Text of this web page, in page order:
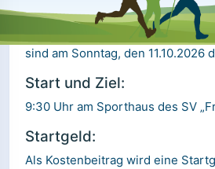
sind am Sonntag, den 11.10.2026
Start und Ziel:
9:30 Uhr am Sporthaus des SV
Startgeld:
Als Kostenbeitrag wird eine